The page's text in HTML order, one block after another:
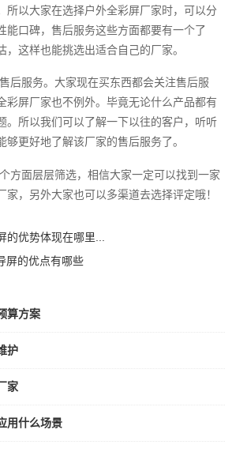
所以大家在选择户外全彩屏厂家时，可以分
能口碑，售后服务这些方面都要有一个了
这样也能挑选出适合自己的厂家。
后服务。大家现在买东西都会关注售后服
彩屏厂家也不例外。毕竟无论什么产品都有
。所以我们可以了解一下以往的客户，听听
更好地了解该厂家的售后服务了。
方面层层筛选，相信大家一定可以找到一家
家，另外大家也可以多渠道去选择评定哦！
的优势体现在哪里...
屏的优点有哪些
算方案
护
家
用什么场景